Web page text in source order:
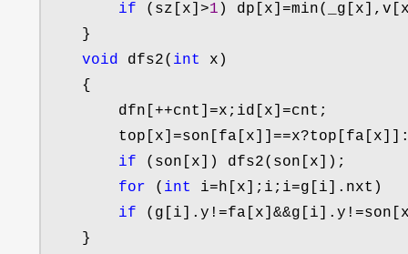
if (sz[x]>1 )
    }
void dfs2( int
x)
    {
        dfn[
++cnt]=x;id[x]=cnt;
        top[x]
=son[fa[x]]==x?
if (son[x]) dfs2(son[x]);
for ( int i=h[x];i;i=g[i].nxt)
if (g[i].y!=fa[x]&&g[i].y!=
    }